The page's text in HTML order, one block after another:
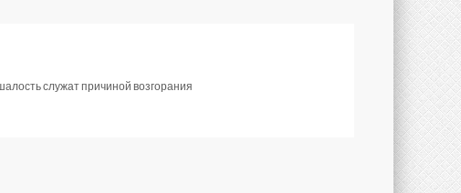
служат причиной возгорания